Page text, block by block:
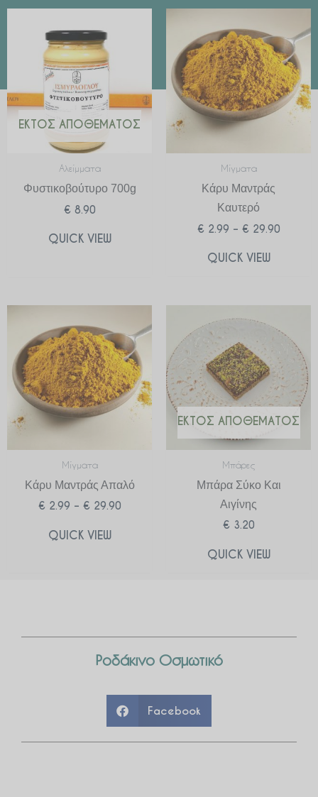
ΕΚΤΌΣ ΑΠΟΘΈΜΑΤΟΣ
Αλείμματα
Φυστικοβούτυρο 700g
€ 8.90
QUICK VIEW
Μίγματα
Κάρυ Μαντράς
Καυτερό
€ 2.99 – € 29.90
range:
€ 2.99
through
€ 29.90
QUICK VIEW
Μίγματα
Κάρυ Μαντράς Απαλό
€ 2.99 – € 29.90
range:
€ 2.99
through
€ 29.90
QUICK VIEW
ΕΚΤΌΣ ΑΠΟΘΈΜΑΤΟΣ
Μπάρες
Μπάρα Σύκο Και
Αιγίνης
€ 3.20
QUICK VIEW
Ροδάκινο Οσμωτικό
Facebook